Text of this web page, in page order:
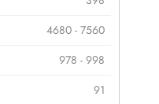
4680 - 7560
978 - 998
91